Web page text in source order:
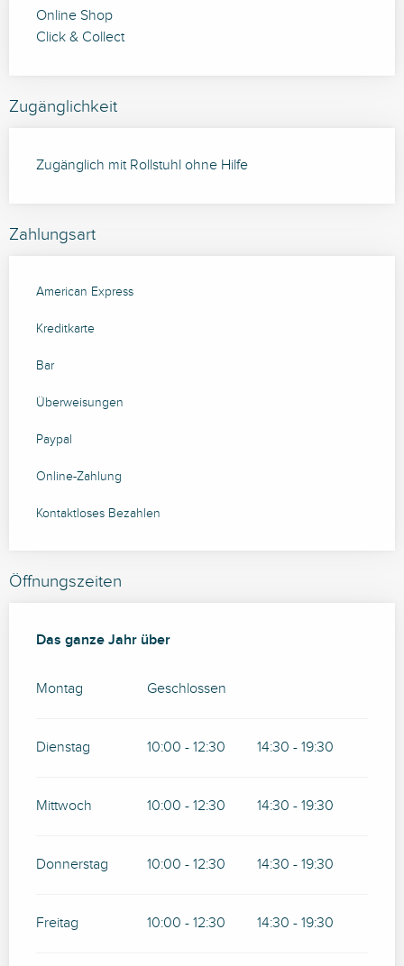
Online Shop
Click & Collect
Zugänglichkeit
Zugänglich mit Rollstuhl ohne Hilfe
Zahlungsart
American Express
Kreditkarte
Bar
Überweisungen
Paypal
Online-Zahlung
Kontaktloses Bezahlen
Öffnungszeiten
Das ganze Jahr über
Das ganze Jahr über
Montag Geschlossen
Dienstag 10:00 - 12:30 14:30 - 19:30
Mittwoch 10:00 - 12:30 14:30 - 19:30
Donnerstag 10:00 - 12:30 14:30 - 19:30
Freitag 10:00 - 12:30 14:30 - 19:30